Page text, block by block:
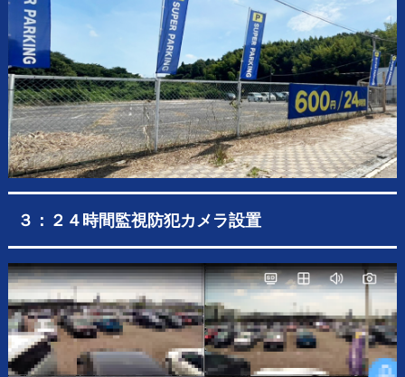
３：２４時間監視防犯カメラ設置